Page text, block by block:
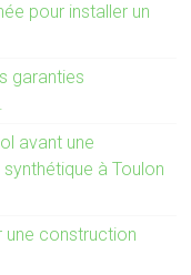
pour installer un
garanties
avant une
à Toulon
une construction